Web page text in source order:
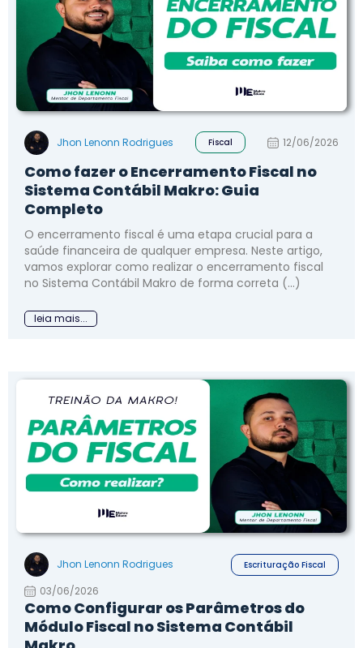
Jhon Lenonn Rodrigues Fiscal 12/06/2026
Como fazer o Encerramento Fiscal no
Sistema Contábil Makro: Guia
Completo
O encerramento fiscal é uma etapa crucial para a
saúde financeira de qualquer empresa. Neste artigo,
vamos explorar como realizar o encerramento fiscal
no Sistema Contábil Makro de forma correta (...)
leia mais...
Jhon Lenonn Rodrigues Escrituração Fiscal
03/06/2026
Como Configurar os Parâmetros do
Módulo Fiscal no Sistema Contábil